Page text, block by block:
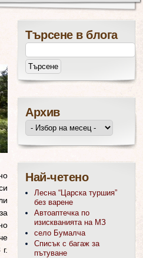
Търсене в блога
Архив
Най-четено
Лесна “Царска туршия”
без варене
Автоаптечка по
изискванията на МЗ
село Бумалча
Списък с багаж за
пътуване